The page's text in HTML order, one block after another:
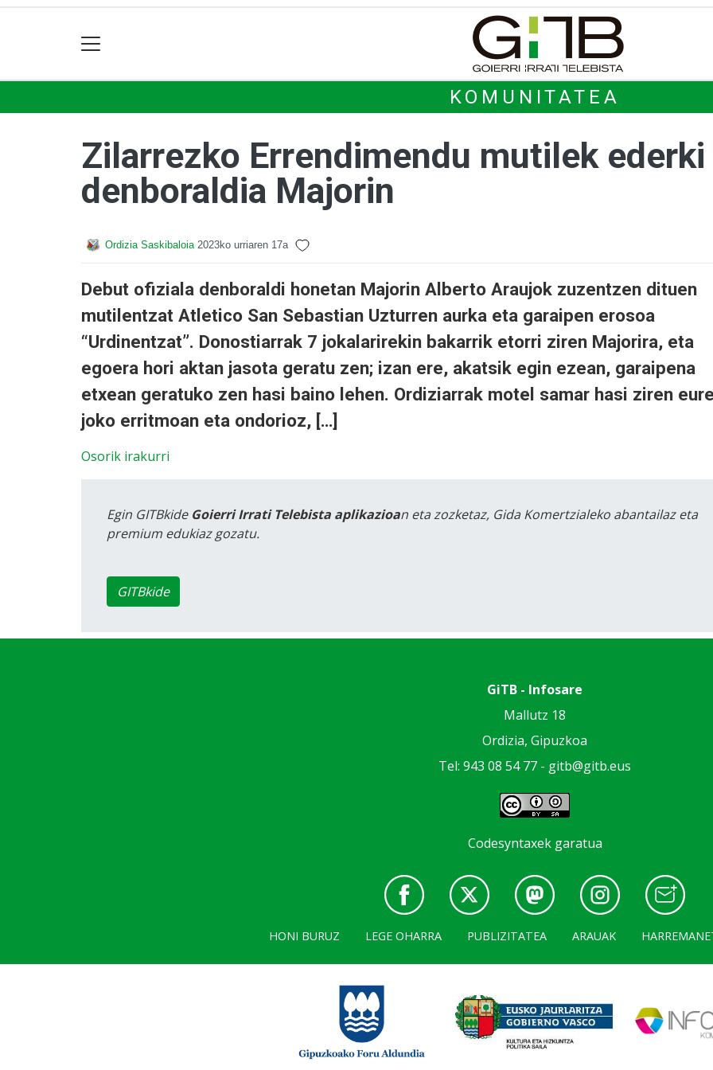
KOMUNITATEA
Zilarrezko Errendimendu mutilek
denboraldia Majorin
Ordizia Saskibaloia 2023ko urriaren 17a
Debut ofiziala denboraldi honetan Majorin Alberto Araujok zuzentzen dituen
mutilentzat Atletico San Sebastian Uzturren aurka eta garaipen erosoa
“Urdinentzat”. Donostiarrak 7 jokalarirekin bakarrik etorri ziren Majorira, eta
egoera hori aktan jasota geratu zen; izan ere, akatsik egin ezean, garaipena
etxean geratuko zen hasi baino lehen. Ordiziarrak motel samar hasi ziren
joko erritmoan eta ondorioz, […]
Osorik irakurri
Egin GITBkide Goierri Irrati Telebista aplikazioan eta zozketaz, Gida Komertzialeko abantailaz eta
premium edukiaz gozatu.
GITBkide
GiTB - Infosare
Mallutz 18
Ordizia, Gipuzkoa
Tel: 943 08 54 77 - gitb@gitb.eus
Codesyntaxek garatua
HONI BURUZ LEGE OHARRA PUBLIZITATEA ARAUAK